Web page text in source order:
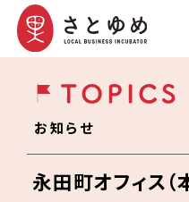
お知らせ
永田町オフィス（